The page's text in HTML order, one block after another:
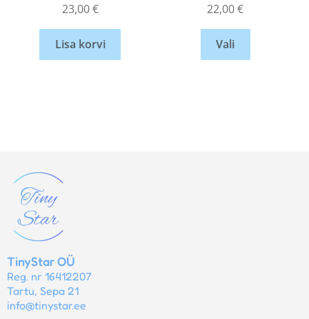
23,00€
Lisa korvi
22,00€
Vali
TinyStar OÜ
Reg. nr 16412207
Tartu, Sepa 21
info@tinystar.ee